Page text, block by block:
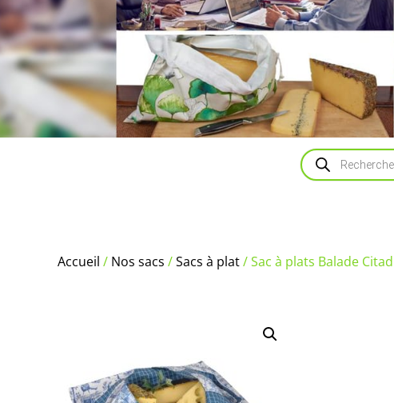
Recherche
de
produits
Accueil / Nos sacs /Sacs à plat/ Sac à plats Balade